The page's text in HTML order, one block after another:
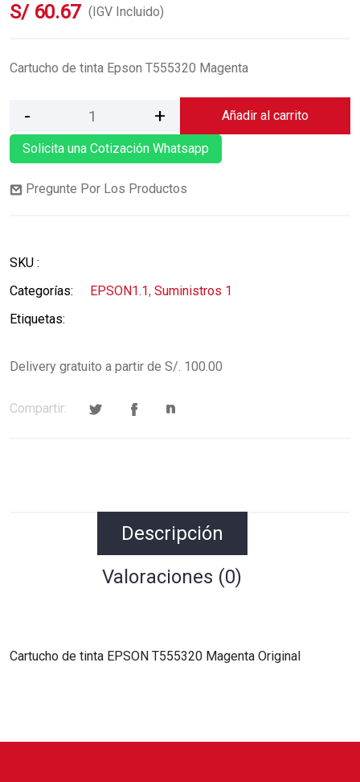
S/60.67 (IGV Incluido)
Cartucho de tinta Epson T555320 Magenta
Añadir al carrito
Solicita una Cotización Whatsapp
Pregunte Por Los Productos
SKU :
Categorías:
EPSON1.1, Suministros 1
Etiquetas:
Delivery gratuito a partir de S/. 100.00
Compartir:
Descripción
Valoraciones (0)
Cartucho de tinta EPSON T555320 Magenta Original